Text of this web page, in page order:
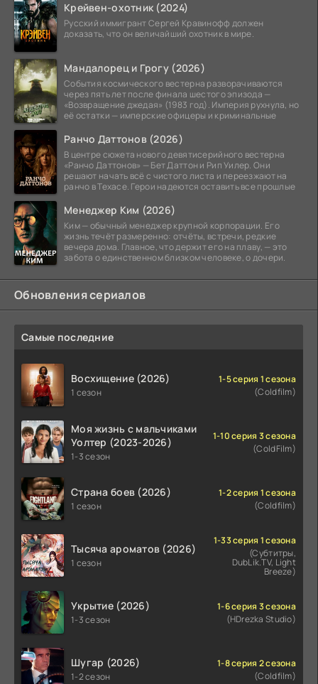
Крейвен-охотник (2024)
Русский иммигрант Сергей Кравинофф должен
доказать, что он величайший охотник в мире.
Мандалорец и Грогу (2026)
События космического вестерна разворачиваются
через пять лет после финала шестого эпизода —
«Возвращение джедая» (1983 год). Империя рухнула, но
её остатки — имперские офицеры и криминальные
Ранчо Даттонов (2026)
В центре сюжета нового девятисерийного вестерна
«Ранчо Даттонов» — Бет Даттон и Рип Уилер. Они
решают начать всё с чистого листа и переезжают на
ранчо в Техасе. Герои надеются оставить все прошлые
Менеджер Ким (2026)
Ким — обычный менеджер крупной корпорации. Его
жизнь течёт размеренно: отчёты, встречи, редкие
вечера дома. Главное, что держит его на плаву, — это
забота о единственном близком человеке, о дочери.
Обновления сериалов
Самые последние
Восхищение (2026)
1 сезон
1-5 серия 1 сезона
(Coldfilm)
Моя жизнь с мальчиками
Уолтер (2023-2026)
1-3 сезон
1-10 серия 3 сезона
(ColdFilm)
Страна боев (2026)
1 сезон
1-2 серия 1 сезона
(Coldfilm)
Тысяча ароматов (2026)
1 сезон
1-33 серия 1 сезона
(Субтитры,
DubLik.TV, Light
Breeze)
Укрытие (2026)
1-3 сезон
1-6 серия 3 сезона
(HDrezka Studio)
Шугар (2026)
1-2 сезон
1-8 серия 2 сезона
(Coldfilm)